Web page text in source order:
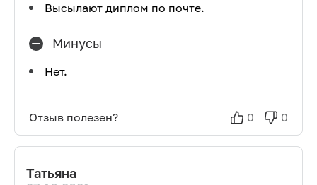
Высылают диплом по почте.
Минусы
Нет.
Отзыв полезен? 0 0
Татьяна